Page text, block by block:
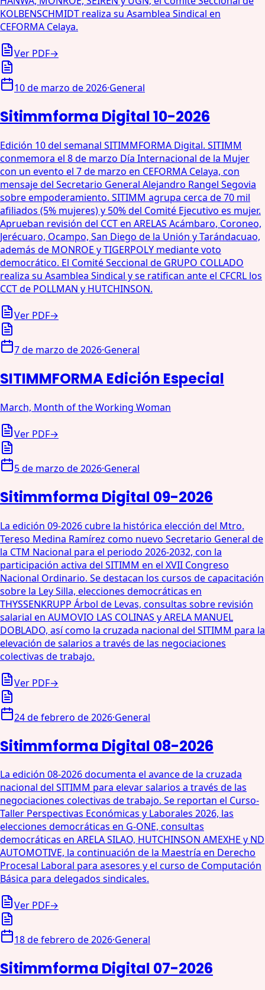
KOLBENSCHMIDT realiza su Asamblea Sindical en
CEFORMA Celaya.
Ver PDF→
10 de marzo de 2026·General
Sitimmforma Digital 10-2026
Edición 10 del semanal SITIMMFORMA Digital. SITIMM
conmemora el 8 de marzo Día Internacional de la Mujer
con un evento el 7 de marzo en CEFORMA Celaya, con
mensaje del Secretario General Alejandro Rangel Segovia
sobre empoderamiento. SITIMM agrupa cerca de 70 mil
afiliados (5% mujeres) y 50% del Comité Ejecutivo es mujer.
Aprueban revisión del CCT en ARELAS Acámbaro, Coroneo,
Jerécuaro, Ocampo, San Diego de la Unión y Tarándacuao,
además de MONROE y TIGERPOLY mediante voto
democrático. El Comité Seccional de GRUPO COLLADO
realiza su Asamblea Sindical y se ratifican ante el CFCRL los
CCT de POLLMAN y HUTCHINSON.
Ver PDF→
7 de marzo de 2026·General
SITIMMFORMA Edición Especial
March, Month of the Working Woman
Ver PDF→
5 de marzo de 2026·General
Sitimmforma Digital 09-2026
La edición 09-2026 cubre la histórica elección del Mtro.
Tereso Medina Ramírez como nuevo Secretario General de
la CTM Nacional para el periodo 2026-2032, con la
participación activa del SITIMM en el XVII Congreso
Nacional Ordinario. Se destacan los cursos de capacitación
sobre la Ley Silla, elecciones democráticas en
THYSSENKRUPP Árbol de Levas, consultas sobre revisión
salarial en AUMOVIO LAS COLINAS y ARELA MANUEL
DOBLADO, así como la cruzada nacional del SITIMM para la
elevación de salarios a través de las negociaciones
colectivas de trabajo.
Ver PDF→
24 de febrero de 2026·General
Sitimmforma Digital 08-2026
La edición 08-2026 documenta el avance de la cruzada
nacional del SITIMM para elevar salarios a través de las
negociaciones colectivas de trabajo. Se reportan el Curso-
Taller Perspectivas Económicas y Laborales 2026, las
elecciones democráticas en G-ONE, consultas
democráticas en ARELA SILAO, HUTCHINSON AMEXHE y ND
AUTOMOTIVE, la continuación de la Maestría en Derecho
Procesal Laboral para asesores y el curso de Computación
Básica para delegados sindicales.
Ver PDF→
18 de febrero de 2026·General
Sitimmforma Digital 07-2026